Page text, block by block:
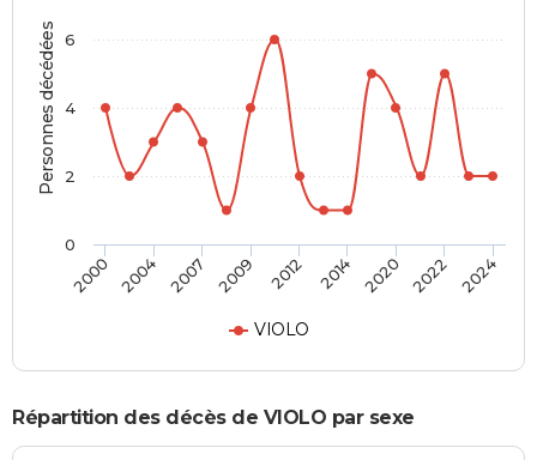
Personnes décédées
VIOLO
2000 2004 2007 2009 2012 2014 2020 2022 2024
0
2
4
6
Répartition des décès de VIOLO par sexe